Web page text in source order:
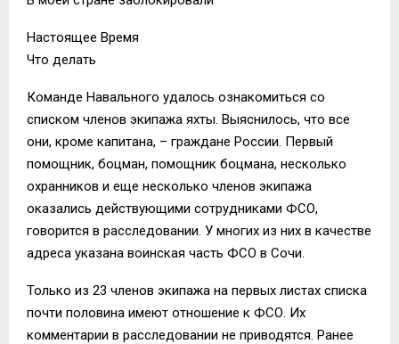
Настоящее Время
Что делать
Команде Навального удалось ознакомиться со
списком членов экипажа яхты. Выяснилось, что все
они, кроме капитана, – граждане России. Первый
помощник, боцман, помощник боцмана, несколько
охранников и еще несколько членов экипажа
оказались действующими сотрудниками ФСО,
говорится в расследовании. У многих из них в качестве
адреса указана воинская часть ФСО в Сочи.
Только из 23 членов экипажа на первых листах списка
почти половина имеют отношение к ФСО. Их
комментарии в расследовании не приводятся. Ранее